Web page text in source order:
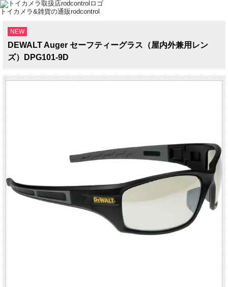
トイカメラ&雑貨の通販rodcontrol
NEW
DEWALT Auger セーフティーグラス（屋内外兼用レン
ズ）DPG101-9D